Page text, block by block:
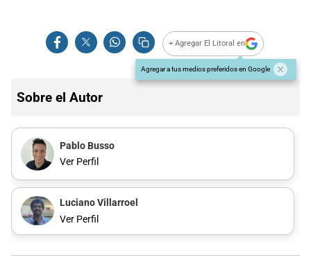
+ Agregar El Litoral en
Agregar a tus medios preferidos en Google
Sobre el Autor
Pablo Busso
Ver Perfil
Luciano Villarroel
Ver Perfil